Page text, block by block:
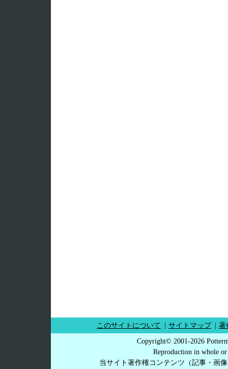
このサイトについて サイトマップ 著
Copyright© 2001-2026
Reproduction in whole
当サイト著作権コンテンツ（記事・画